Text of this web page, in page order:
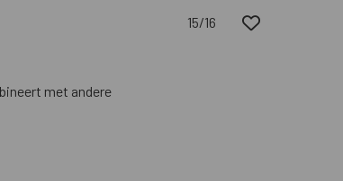
15/16
met andere